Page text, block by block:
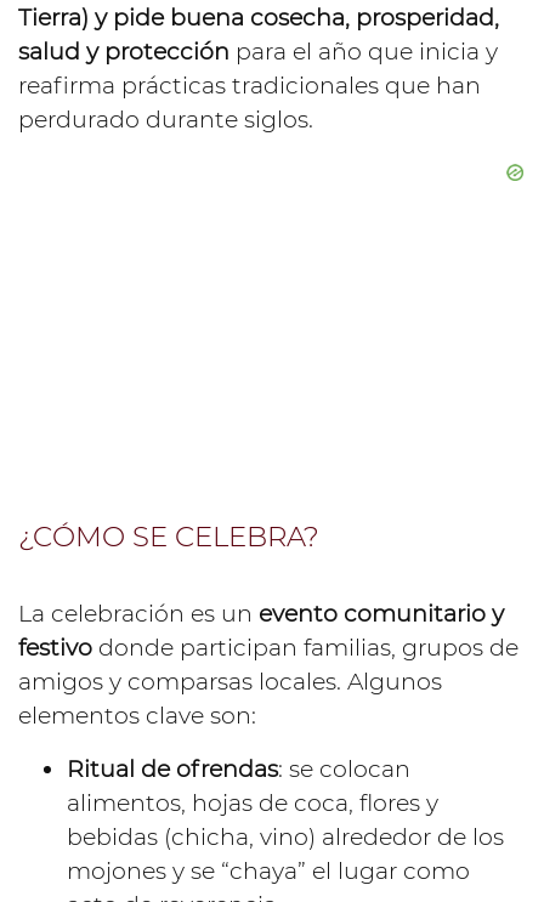
Tierra) y pide buena cosecha, prosperidad,
salud y protección para el año que inicia y
reafirma prácticas tradicionales que han
perdurado durante siglos.
¿CÓMO SE CELEBRA?
La celebración es un evento comunitario y
festivo donde participan familias, grupos de
amigos y comparsas locales. Algunos
elementos clave son:
Ritual de ofrendas: se colocan
alimentos, hojas de coca, flores y
bebidas (chicha, vino) alrededor de los
mojones y se “chaya” el lugar como